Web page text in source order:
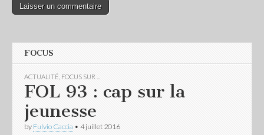
FOCUS
ACTUALITÉ FOCUS SUR ...
FOL 93 : cap sur la
jeunesse
by Fulvio Caccia • 4 juillet 2016